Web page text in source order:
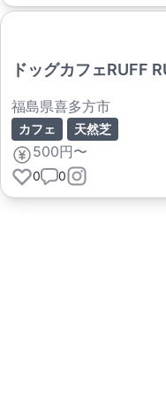
ドッグカフェRUFF
福島県喜多方市
カフェ 天然芝
500円〜
0 0